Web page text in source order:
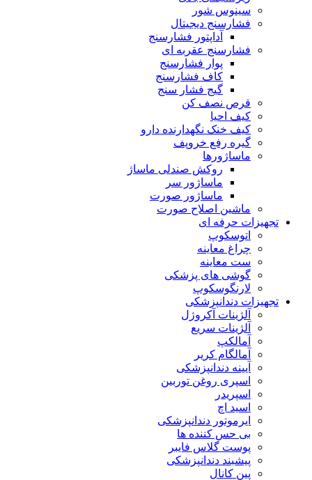
سینوس شور
فشارسنج دیجیتال
آداپتور فشارسنج
فشارسنج عقربه ای
پوار فشارسنج
کاف فشارسنج
گیج فشار سنج
قرص نصف کن
کیف احیا
کیف خنک نگهدارنده دارو
گیره رفع خروپف
ماساژورها
روکش صندلی ماساژ
ماساژور سر
ماساژور صورت
ماشین اصلاح صورت
تجهیزات حرفه ای
اتوسکوپ
چراغ معاینه
ست معاینه
گوشی های پزشکی
لارنگوسکوپ
تجهیزات دندانپزشکی
آلژینات آکروژل
آلژینات سریع
آمالکپ
آمالگام کریر
آیینه دندانپزشکی
اسپری روغن توربین
اسپریدر
اسید اچ
ایرموتور دندانپزشکی
بی حس کننده ها
پوست گلاس فایبر
پیشبند دندانپزشکی
پین کانال